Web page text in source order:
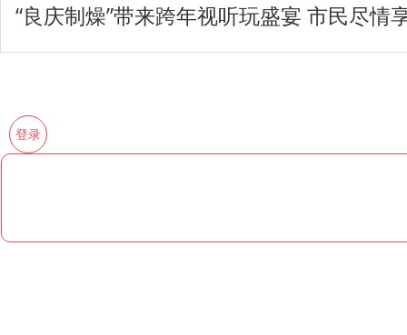
“良庆制燥”带来跨年视听玩盛宴 市民尽情
登录